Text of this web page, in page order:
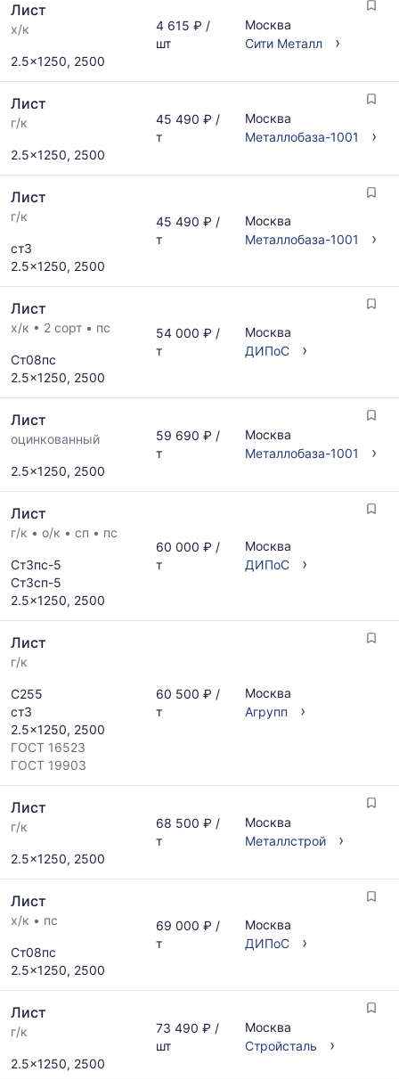
Лист
х/к
2.5x1250, 2500
4 615 ₽ /
шт
Москва
Сити Металл
›
Лист
г/к
2.5x1250, 2500
45 490 ₽ /
т
Москва
Металлобаза-1001
›
Лист
г/к
ст3
2.5x1250, 2500
45 490 ₽ /
т
Москва
Металлобаза-1001
›
Лист
х/к • 2 сорт • пс
Ст08пс
2.5x1250, 2500
54 000 ₽ /
т
Москва
ДИПоС
›
Лист
оцинкованный
2.5x1250, 2500
59 690 ₽ /
т
Москва
Металлобаза-1001
›
Лист
г/к • о/к • сп • пс
Ст3пс-5
Ст3сп-5
2.5x1250, 2500
60 000 ₽ /
т
Москва
ДИПоС
›
Лист
г/к
С255
ст3
2.5x1250, 2500
ГОСТ 16523
ГОСТ 19903
60 500 ₽ /
т
Москва
Агрупп
›
Лист
г/к
2.5x1250, 2500
68 500 ₽ /
т
Москва
Металлстрой
›
Лист
х/к • пс
Ст08пс
2.5x1250, 2500
69 000 ₽ /
т
Москва
ДИПоС
›
Лист
г/к
2.5x1250, 2500
73 490 ₽ /
шт
Москва
Стройсталь
›